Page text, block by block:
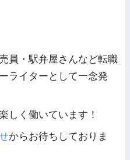
員・駅弁屋さんなど転職
ライターとして一念発
しく働いています！
からお待ちしておりま